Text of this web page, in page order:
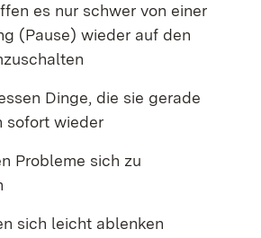
es nur schwer von einer
(Pause) wieder auf den
Dinge, die sie gerade
sofort wieder
Probleme sich zu
sich leicht ablenken